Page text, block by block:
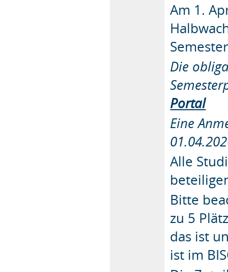
Am 1.
Die
Portal
Eine
Alle
Bitte
zu 5
das ist
ist im